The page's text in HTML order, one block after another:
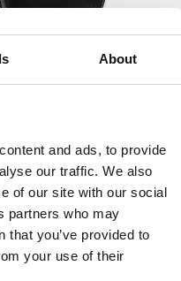
About
and ads, to provide
our traffic. We also
of our site with our social
partners who may
that you’ve provided to
your use of their